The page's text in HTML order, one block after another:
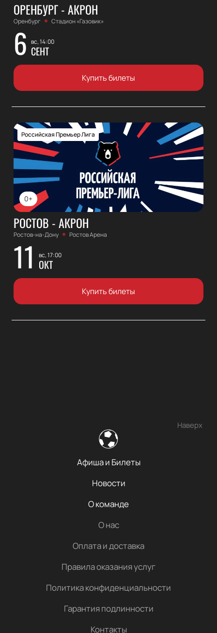
ОРЕНБУРГ - АКРОН
Оренбург Стадион «Газовик»
6 вс, 14:00
СЕНТ
Купить билеты
0+
Российская Премьер Лига
РОСТОВ - АКРОН
Ростов-на-Дону Ростов Арена
11 вс, 17:00
ОКТ
Купить билеты
Наверх
Афиша и Билеты
Новости
О команде
О нас
Оплата и доставка
Правила оказания услуг
Политика конфиденциальности
Гарантия подлинности
Контакты